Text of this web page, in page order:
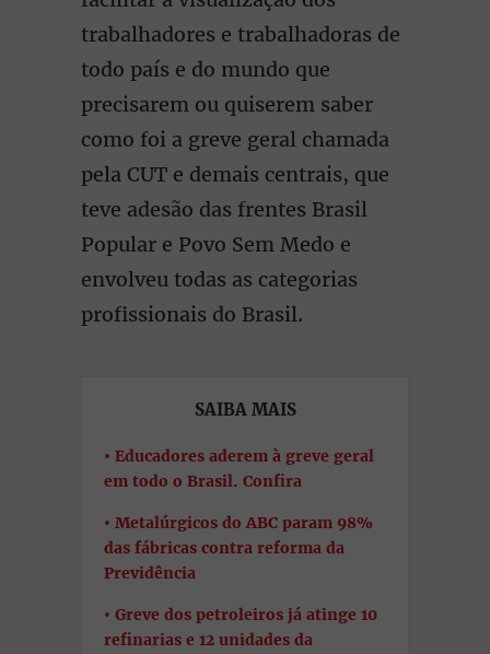
trabalhadores e trabalhadoras de
todo país e do mundo que
precisarem ou quiserem saber
como foi a greve geral chamada
pela CUT e demais centrais, que
teve adesão das frentes Brasil
Popular e Povo Sem Medo e
envolveu todas as categorias
profissionais do Brasil.
SAIBA MAIS
Educadores aderem à greve geral
em todo o Brasil. Confira
Metalúrgicos do ABC param 98%
das fábricas contra reforma da
Previdência
Greve dos petroleiros já atinge 10
refinarias e 12 unidades da